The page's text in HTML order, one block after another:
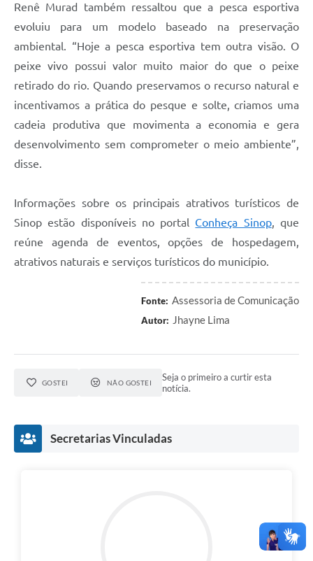
Renê Murad também ressaltou que a pesca esportiva
evoluiu para um modelo baseado na preservação
ambiental. “Hoje a pesca esportiva tem outra visão. O
peixe vivo possui valor muito maior do que o peixe
retirado do rio. Quando preservamos o recurso natural e
incentivamos a prática do pesque e solte, criamos uma
cadeia produtiva que movimenta a economia e gera
desenvolvimento sem comprometer o meio ambiente”,
disse.
Informações sobre os principais atrativos turísticos de
Sinop estão disponíveis no portal Conheça Sinop, que
reúne agenda de eventos, opções de hospedagem,
atrativos naturais e serviços turísticos do município.
Fonte: Assessoria de Comunicação
Autor: Jhayne Lima
GOSTEI NÃO GOSTEI
Seja o primeiro a curtir esta
notícia.
Secretarias Vinculadas